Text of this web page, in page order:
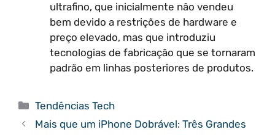
ultrafino, que inicialmente não vendeu
bem devido a restrições de hardware e
preço elevado, mas que introduziu
tecnologias de fabricação que se tornaram
padrão em linhas posteriores de produtos.
Categorias
Tendências Tech
Mais que um iPhone Dobrável: Três Grandes